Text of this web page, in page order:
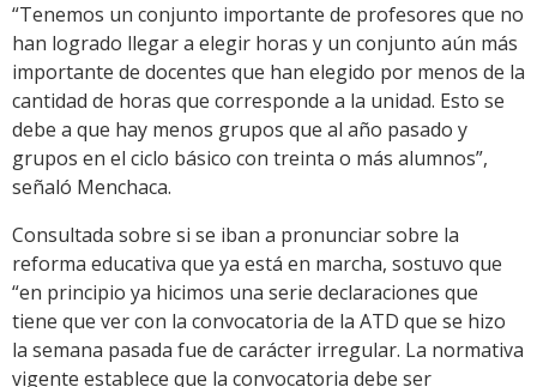
“Tenemos un conjunto importante de profesores que no
han logrado llegar a elegir horas y un conjunto aún más
importante de docentes que han elegido por menos de la
cantidad de horas que corresponde a la unidad. Esto se
debe a que hay menos grupos que al año pasado y
grupos en el ciclo básico con treinta o más alumnos”,
señaló Menchaca.
Consultada sobre si se iban a pronunciar sobre la
reforma educativa que ya está en marcha, sostuvo que
“en principio ya hicimos una serie declaraciones que
tiene que ver con la convocatoria de la ATD que se hizo
la semana pasada fue de carácter irregular. La normativa
vigente establece que la convocatoria debe ser